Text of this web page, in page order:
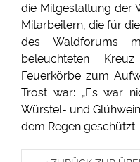
die Mitgestaltung der
Mitarbeitern, die für
des Waldforums
beleuchteten
Feuerkörbe zum
Trost war: „Es war
Würstel- und
dem Regen geschützt.